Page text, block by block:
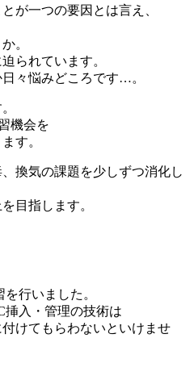
が一つの要因とは言え、
。
られています。
々悩みどころです…。
機会を
す。
換気の課題を少しずつ消化し
目指します。
行いました。
挿入・管理の技術は
けてもらわないといけませ